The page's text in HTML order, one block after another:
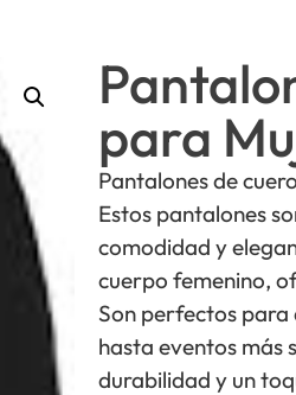
para
Pantalones de
Estos pantalones
comodidad y
cuerpo femenino,
Son perfectos para
hasta eventos más
durabilidad y un